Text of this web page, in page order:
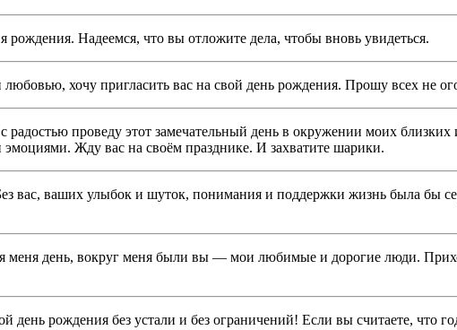
Надеемся, что вы отложите дела, чтобы вновь увидеться.
хочу пригласить вас на свой день рождения. Прошу всех не
проведу этот замечательный день в окружении моих близких
эмоциями. Жду вас на своём празднике. И захватите шарики.
вас, ваших улыбок и шуток, понимания и поддержки жизнь была бы
меня день, вокруг меня были вы — мои любимые и дорогие люди.
рождения без устали и без ограничений! Если вы считаете, что